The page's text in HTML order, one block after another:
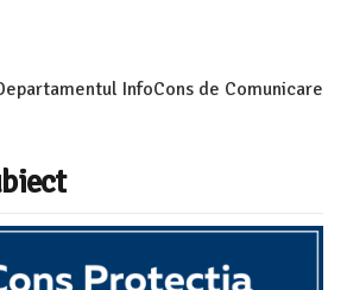
InfoCons de Comunicare